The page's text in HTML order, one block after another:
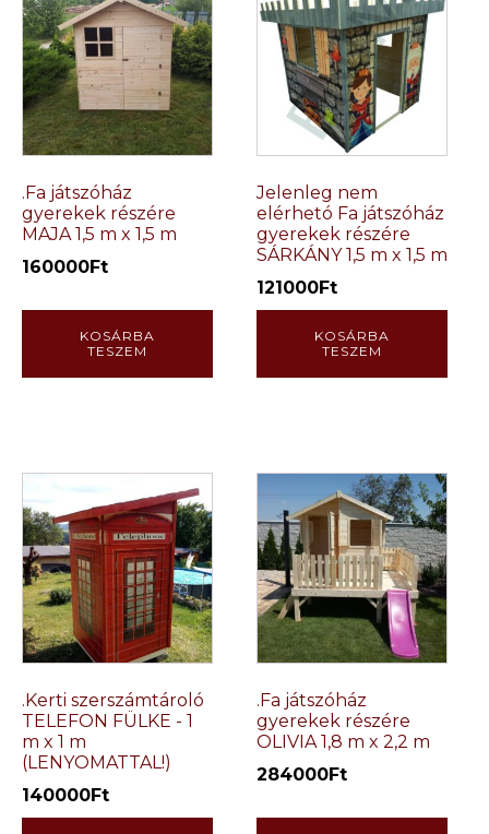
.Fa játszóház
gyerekek részére
MAJA 1,5 m x 1,5 m
160000Ft
KOSÁRBA
TESZEM
Jelenleg nem
elérhetó Fa játszóház
gyerekek részére
SÁRKÁNY 1,5 m x 1,5 m
121000Ft
KOSÁRBA
TESZEM
.Kerti szerszámtároló
TELEFON FÜLKE - 1
m x 1 m
(LENYOMATTAL!)
140000Ft
.Fa játszóház
gyerekek részére
OLIVIA 1,8 m x 2,2 m
284000Ft